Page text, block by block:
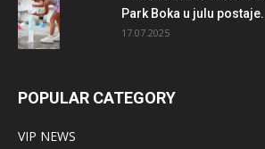
Park Boka u julu
17.07.2025
POPULAR CATEGORY
VIP NEWS